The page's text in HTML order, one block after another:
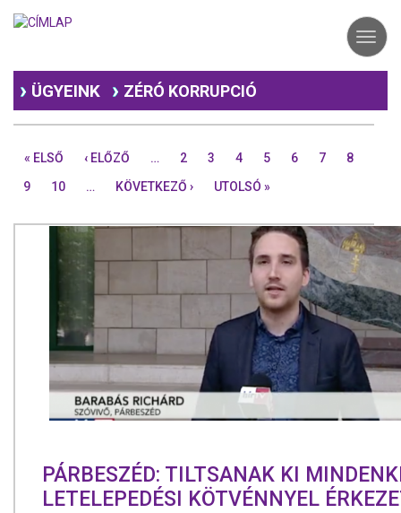
ÜGYEINK ZÉRÓ KORRUPCIÓ
« ELSŐ ‹ ELŐZŐ … 2 3 4 5 6 7
8
9
10 … KÖVETKEZŐ › UTOLSÓ »
PÁRBESZÉD: TILTSANAK KI
LETELEPEDÉSI KÖTVÉNNYEL